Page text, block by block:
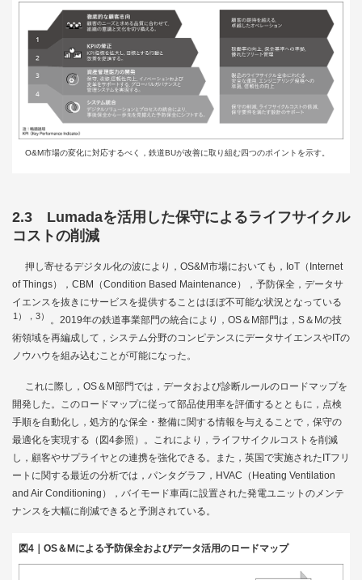
O&M市場の変化に対応するべく，鉄道BUが改善に取り組む四つのポイントを示す。
2.3 Lumadaを活用した保守によるライフサイクル
コストの削減
押し寄せるデジタル化の波により，OS&M市場においても，IoT（Internet
of Things），CBM（Condition Based Maintenance），予防保全，データサ
イエンスを抜きにサービスを提供することはほぼ不可能な状況となっている
1），3）
。2019年の鉄道事業部門の統合により，OS＆M部門は，S＆Mの技
術領域を再編成して，システム分野のコンピテンスにデータサイエンスやITの
ノウハウを組み込むことが可能になった。
これに際し，OS＆M部門では，データおよび診断ルールのロードマップを
開発した。このロードマップに従って部品使用率を評価するとともに，点検
手順を自動化し，処方的な保全・整備に関する情報を与えることで，保守の
最適化を実現する（ 図4参照）。これにより，ライフサイクルコストを削減
し，顧客やサプライヤとの連携を強化できる。また，英国で実施されたITフリ
ートに関する最近の分析では，パンタグラフ，HVAC（Heating Ventilation
and Air Conditioning），バイモード車両に設置された発電ユニットのメンテ
ナンスを大幅に削減できると予測されている。
図4｜OS＆Mによる予防保全およびデータ活用のロードマップ